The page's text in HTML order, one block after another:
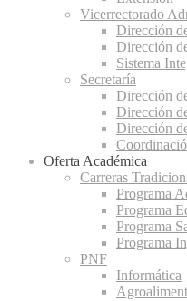
Vicerrectorado
Dirección
Dirección
Sistema
Secretaría
Dirección
Dirección
Dirección
Oferta Académica
Carreras
Programa
Programa
Programa
Programa
PNF
Informática